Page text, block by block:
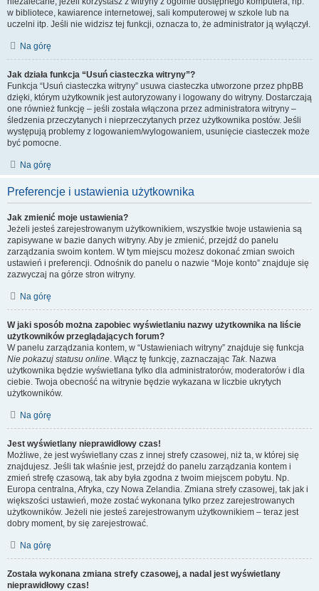
w bibliotece, kawiarence internetowej, sali komputerowej w szkole lub na
uczelni itp. Jeśli nie widzisz tej funkcji, oznacza to, że administrator ją wyłączył.
Na górę
Jak działa funkcja “Usuń ciasteczka witryny”?
Funkcja “Usuń ciasteczka witryny” usuwa ciasteczka utworzone przez phpBB
dzięki, którym użytkownik jest autoryzowany i logowany do witryny. Dostarczają
one również funkcję – jeśli została włączona przez administratora witryny –
śledzenia przeczytanych i nieprzeczytanych przez użytkownika postów. Jeśli
występują problemy z logowaniem/wylogowaniem, usunięcie ciasteczek może
być pomocne.
Na górę
Preferencje i ustawienia użytkownika
Jak zmienić moje ustawienia?
Jeżeli jesteś zarejestrowanym użytkownikiem, wszystkie twoje ustawienia są
zapisywane w bazie danych witryny. Aby je zmienić, przejdź do panelu
zarządzania swoim kontem. W tym miejscu możesz dokonać zmian swoich
ustawień i preferencji. Odnośnik do panelu o nazwie “Moje konto” znajduje się
zazwyczaj na górze stron witryny.
Na górę
W jaki sposób można zapobiec wyświetlaniu nazwy użytkownika na liście
użytkowników przeglądających forum?
W panelu zarządzania kontem, w “Ustawieniach witryny” znajduje się funkcja
Nie pokazuj statusu online. Włącz tę funkcję, zaznaczając Tak. Nazwa
użytkownika będzie wyświetlana tylko dla administratorów, moderatorów i dla
ciebie. Twoja obecność na witrynie będzie wykazana w liczbie ukrytych
użytkowników.
Na górę
Jest wyświetlany nieprawidłowy czas!
Możliwe, że jest wyświetlany czas z innej strefy czasowej, niż ta, w której się
znajdujesz. Jeśli tak właśnie jest, przejdź do panelu zarządzania kontem i
zmień strefę czasową, tak aby była zgodna z twoim miejscem pobytu. Np.
Europa centralna, Afryka, czy Nowa Zelandia. Zmiana strefy czasowej, tak jak i
większości ustawień, może zostać wykonana tylko przez zarejestrowanych
użytkowników. Jeżeli nie jesteś zarejestrowanym użytkownikiem – teraz jest
dobry moment, by się zarejestrować.
Na górę
Została wykonana zmiana strefy czasowej, a nadal jest wyświetlany
nieprawidłowy czas!